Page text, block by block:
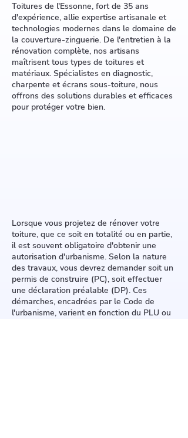
Toitures de l'Essonne, fort de 35 ans
d'expérience, allie expertise artisanale et
technologies modernes dans le domaine de
la couverture-zinguerie. De l'entretien à la
rénovation complète, nos artisans
maîtrisent tous types de toitures et
matériaux. Spécialistes en diagnostic,
charpente et écrans sous-toiture, nous
offrons des solutions durables et efficaces
pour protéger votre bien.
Lorsque vous projetez de rénover votre
toiture, que ce soit en totalité ou en partie,
il est souvent obligatoire d'obtenir une
autorisation d'urbanisme. Selon la nature
des travaux, vous devrez demander soit un
permis de construire (PC), soit effectuer
une déclaration préalable (DP). Ces
démarches, encadrées par le Code de
l'urbanisme, varient en fonction du PLU ou